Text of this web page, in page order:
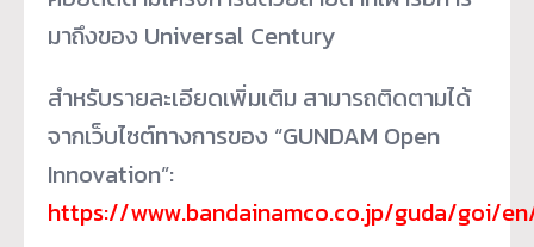
มาถึงของ Universal Century
สำหรับรายละเอียดเพิ่มเติม สามารถติดตามได้
จากเว็บไซต์ทางการของ “GUNDAM Open
Innovation”:
https://www.bandainamco.co.jp/guda/goi/